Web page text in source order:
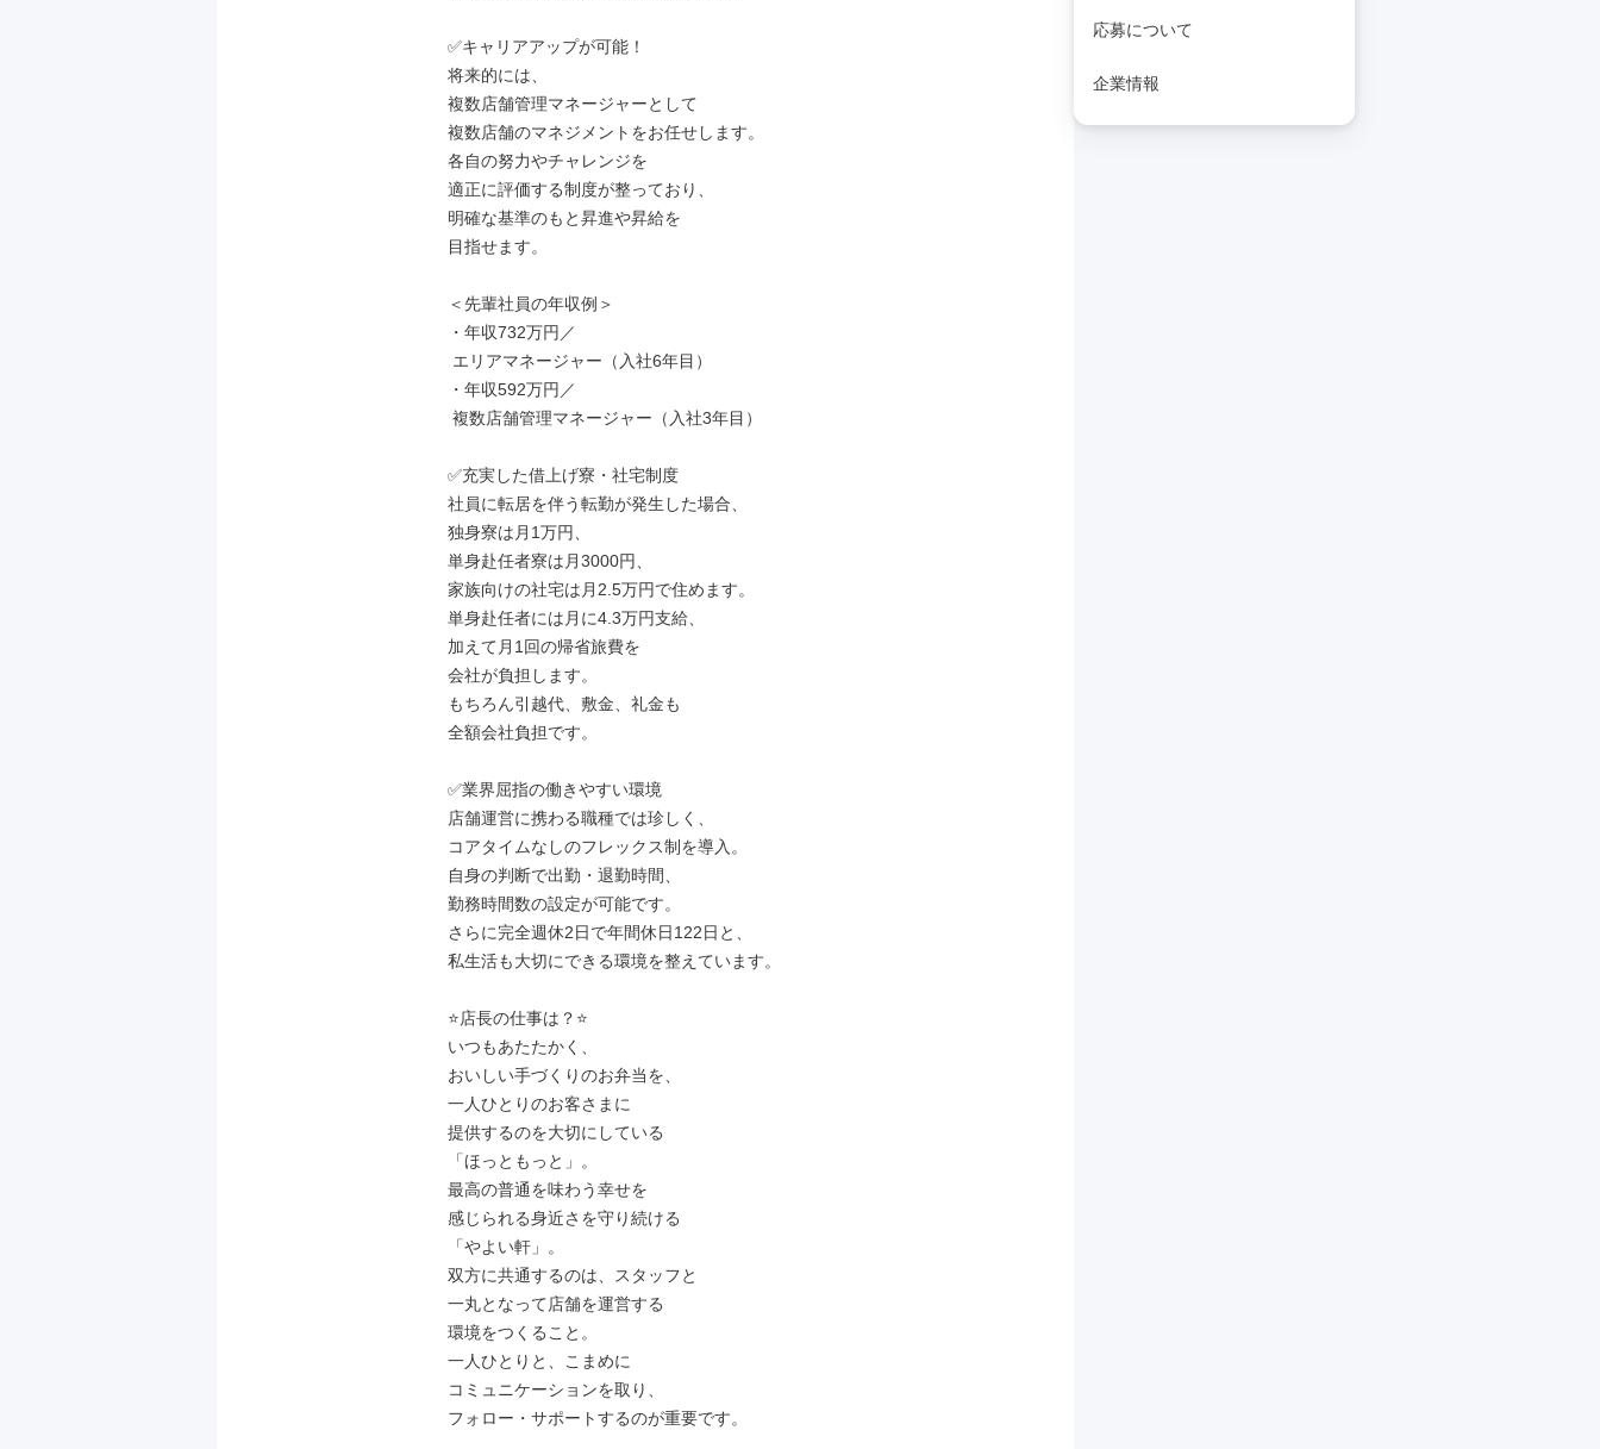
✅キャリアアップが可能！
将来的には、
複数店舗管理マネージャーとして
複数店舗のマネジメントをお任せします。
各自の努力やチャレンジを
適正に評価する制度が整っており、
明確な基準のもと昇進や昇給を
目指せます。
＜先輩社員の年収例＞
・年収732万円／
・年収592万円／
✅充実した借上げ寮・社宅制度
社員に転居を伴う転勤が発生した場合、
独身寮は月1万円、
単身赴任者寮は月3000円、
家族向けの社宅は月2.5万円で住めます。
単身赴任者には月に4.3万円支給、
加えて月1回の帰省旅費を
会社が負担します。
もちろん引越代、敷金、礼金も
全額会社負担です。
✅業界屈指の働きやすい環境
店舗運営に携わる職種では珍しく、
コアタイムなしのフレックス制を導入。
自身の判断で出勤・退勤時間、
勤務時間数の設定が可能です。
さらに完全週休2日で年間休日122日と、
私生活も大切にできる環境を整えています。
⭐店長の仕事は？⭐
いつもあたたかく、
おいしい手づくりのお弁当を、
一人ひとりのお客さまに
提供するのを大切にしている
「ほっともっと」。
最高の普通を味わう幸せを
感じられる身近さを守り続ける
「やよい軒」。
双方に共通するのは、スタッフと
一丸となって店舗を運営する
環境をつくること。
一人ひとりと、こまめに
コミュニケーションを取り、
フォロー・サポートするのが重要です。
応募について
企業情報